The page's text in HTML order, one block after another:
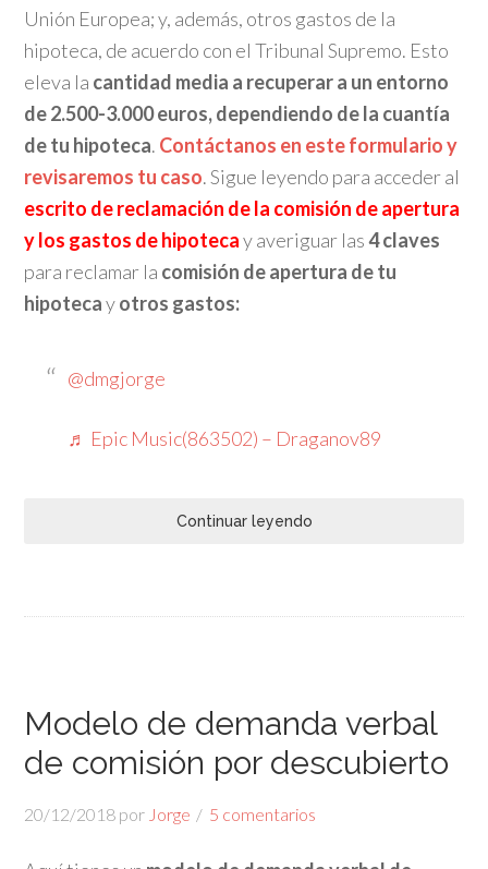
Unión Europea; y, además, otros gastos de la
hipoteca, de acuerdo con el Tribunal Supremo. Esto
eleva la cantidad media a recuperar a un entorno
de 2.500-3.000 euros, dependiendo de la cuantía
de tu hipoteca. Contáctanos en este formulario y
revisaremos tu caso. Sigue leyendo para acceder al
escrito de reclamación de la comisión de apertura
y los gastos de hipotecay averiguar las4 claves
para reclamar la comisión de apertura de tu
hipotecayotros gastos:
@dmgjorge
♬ Epic Music(863502) – Draganov89
Continuar leyendo
Modelo de demanda verbal
de comisión por descubierto
20/12/2018 por Jorge 5 comentarios